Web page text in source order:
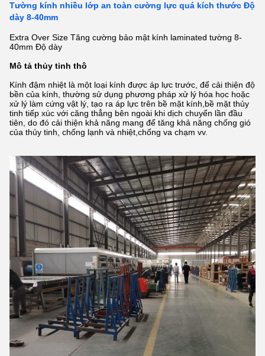
Tường kính nhiều lớp an toàn cường lực quá kích thước Độ
dày 8-40mm
Extra Over Size Tăng cường bảo mật kính laminated tường 8-
40mm Độ dày
Mô tả thủy tinh thô
Kính đậm nhiệt là một loại kính được áp lực trước, để cải thiện độ
bền của kính, thường sử dụng phương pháp xử lý hóa học hoặc
xử lý làm cứng vật lý, tạo ra áp lực trên bề mặt kính,bề mặt thủy
tinh tiếp xúc với căng thẳng bên ngoài khi dịch chuyển lần đầu
tiên, do đó cải thiện khả năng mang để tăng khả năng chống gió
của thủy tinh, chống lạnh và nhiệt,chống va chạm vv.